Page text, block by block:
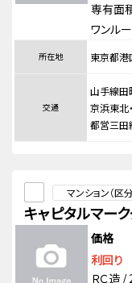
専有面
ワンル
所在地 東京都港
交通
山手線田
京浜東北
都営三田
マンション（区
キャピタルマー
価格
利回り
ＲＣ造